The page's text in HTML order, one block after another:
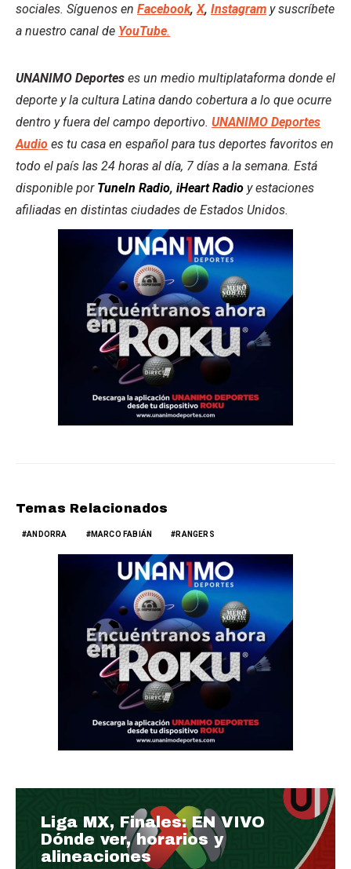
sociales. Síguenos en Facebook,X, Instagram y suscríbete
a nuestro canal de YouTube.
UNANIMO Deportes es un medio multiplataforma donde el
deporte y la cultura Latina dando cobertura a lo que ocurre
dentro y fuera del campo deportivo. UNANIMO Deportes
Audio es tu casa en español para tus deportes favoritos en
todo el país las 24 horas al día, 7 días a la semana. Está
disponible por TuneIn Radio, iHeart Radio y estaciones
afiliadas en distintas ciudades de Estados Unidos.
Temas Relacionados
ANDORRA MARCO FABIÁN RANGERS
Liga MX, Finales: EN VIVO
Dónde ver, horarios y
alineaciones